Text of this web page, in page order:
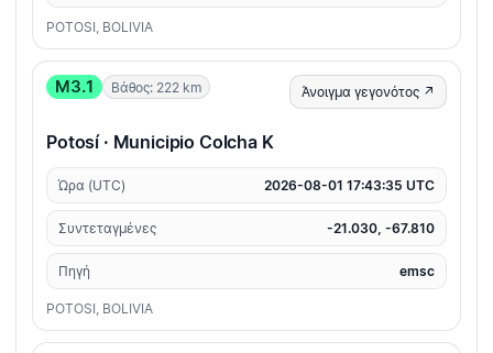
POTOSI, BOLIVIA
M3.1 Βάθος: 222 km Άνοιγμα γεγονότος ↗
Potosí · Municipio Colcha K
Ώρα (UTC) 2026-08-01 17:43:35 UTC
Συντεταγμένες -21.030, -67.810
Πηγή emsc
POTOSI, BOLIVIA